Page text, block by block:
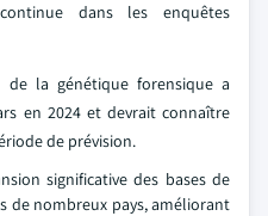
dans les enquêtes
la génétique forensique a
en 2024 et devrait connaître
de prévision.
significative des bases de
de nombreux pays, améliorant